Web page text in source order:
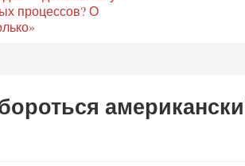
процессов? О